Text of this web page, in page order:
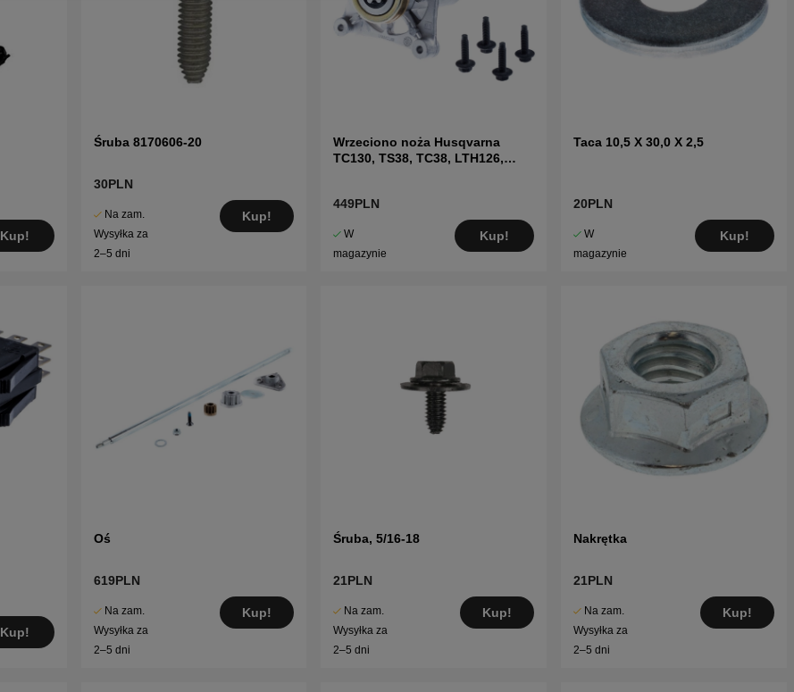
Kup!
Śruba 8170606-20
30PLN
Na zam.
Wysyłka za
2–5 dni
Kup!
Wrzeciono noża Husqvarna
TC130, TS38, TC38, LTH126,
449PLN
W
magazynie
Kup!
Taca 10,5 X 30,0 X 2,5
20PLN
W
magazynie
Kup!
Kup!
Oś
619PLN
Na zam.
Wysyłka za
2–5 dni
Kup!
Śruba, 5/16-18
21PLN
Na zam.
Wysyłka za
2–5 dni
Kup!
Nakrętka
21PLN
Na zam.
Wysyłka za
2–5 dni
Kup!